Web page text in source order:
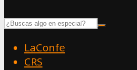
LaConfe
CRS